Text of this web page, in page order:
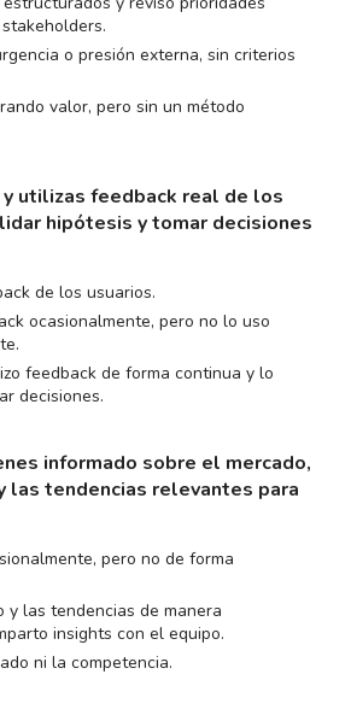
o presión externa, sin criterios
valor, pero sin un método
y utilizas feedback real de los
hipótesis y tomar decisiones
de los usuarios.
ocasionalmente, pero no lo uso
feedback de forma continua y lo
decisiones.
informado sobre el mercado,
las tendencias relevantes para
pero no de forma
y las tendencias de manera
insights con el equipo.
ni la competencia.